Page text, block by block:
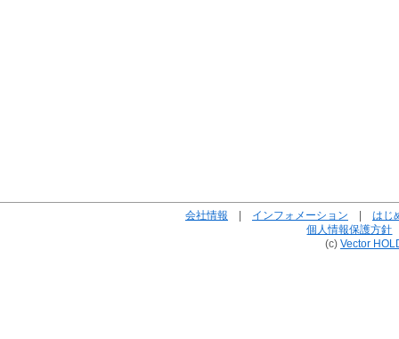
会社情報 | インフォメーション | はじ
個人情報保護方針
(c) Vector